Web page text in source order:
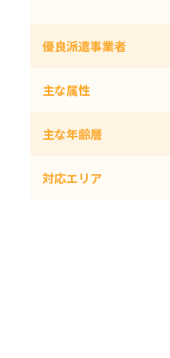
優良派遣事業者
主な属性
主な年齢層
対応エリア